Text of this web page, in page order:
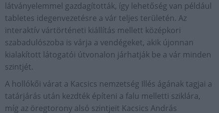
látványelemmel gazdagították, így lehetőség van például
tabletes idegenvezetésre a vár teljes területén. Az
interaktív vártörténeti kiállítás mellett középkori
szabadulószoba is várja a vendégeket, akik újonnan
kialakított látogatói útvonalon járhatják be a vár minden
szintjét.
A hollókői várat a Kacsics nemzetség Illés ágának tagjai a
tatárjárás után kezdték építeni a falu melletti sziklára,
míg az öregtorony alsó szintjeit Kacsics András